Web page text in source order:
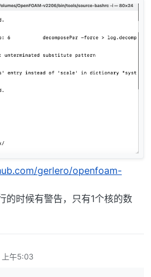
gerlero/openfoam-
的时候有警告，只有1个核的数
上午5:03